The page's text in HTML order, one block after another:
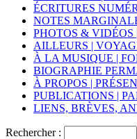
ÉCRITURES
NOTES
PHOTOS & VIDÉOS
AILLEURS |
À LA MUSIQUE |
BIOGRAPHIE
À PROPOS |
PUBLICATIONS |
LIENS, BRÈVES,
Rechercher :